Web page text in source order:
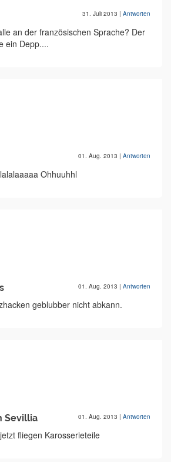
31. Juli 2013 | Antworten
an der französischen Sprache? Der
ein Depp....
01. Aug. 2013 | Antworten
Ohhuuhhl
01. Aug. 2013 | Antworten
geblubber nicht abkann.
Sevillia 01. Aug. 2013 | Antworten
fliegen Karosserieteile